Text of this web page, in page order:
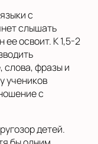
с
слышать
освоит. К 1,5-2
фразы и
учеников
с
детей.